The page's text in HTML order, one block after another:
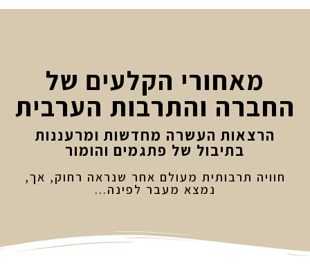
מאחורי הקלעים של
החברה והתרבות הערבית
הרצאות העשרה מחדשות ומרעננות
בתיבול של פתגמים והומור
חוויה תרבותית מעולם אחר שנראה רחוק, אך,
נמצא מעבר לפינה...